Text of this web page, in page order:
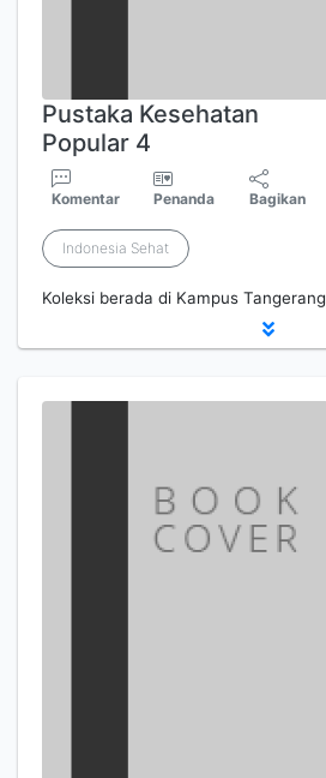
Pustaka Kesehatan
Popular 4
Komentar Penanda Bagikan
Indonesia Sehat
Koleksi berada di Kampus Tangerang